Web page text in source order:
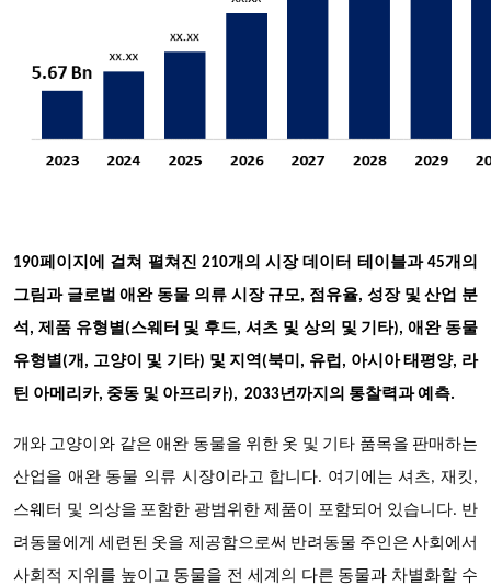
190페이지에 걸쳐 펼쳐진 210개의 시장 데이터 테이블과 45개의
그림과 글로벌 애완 동물 의류 시장 규모, 점유율, 성장 및 산업 분
석, 제품 유형별(스웨터 및 후드, 셔츠 및 상의 및 기타), 애완 동물
유형별(개, 고양이 및 기타) 및 지역(북미, 유럽, 아시아 태평양, 라
틴 아메리카, 중동 및 아프리카), 2033년까지의 통찰력과 예측.
개와 고양이와 같은 애완 동물을 위한 옷 및 기타 품목을 판매하는
산업을 애완 동물 의류 시장이라고 합니다. 여기에는 셔츠, 재킷,
스웨터 및 의상을 포함한 광범위한 제품이 포함되어 있습니다. 반
려동물에게 세련된 옷을 제공함으로써 반려동물 주인은 사회에서
사회적 지위를 높이고 동물을 전 세계의 다른 동물과 차별화할 수